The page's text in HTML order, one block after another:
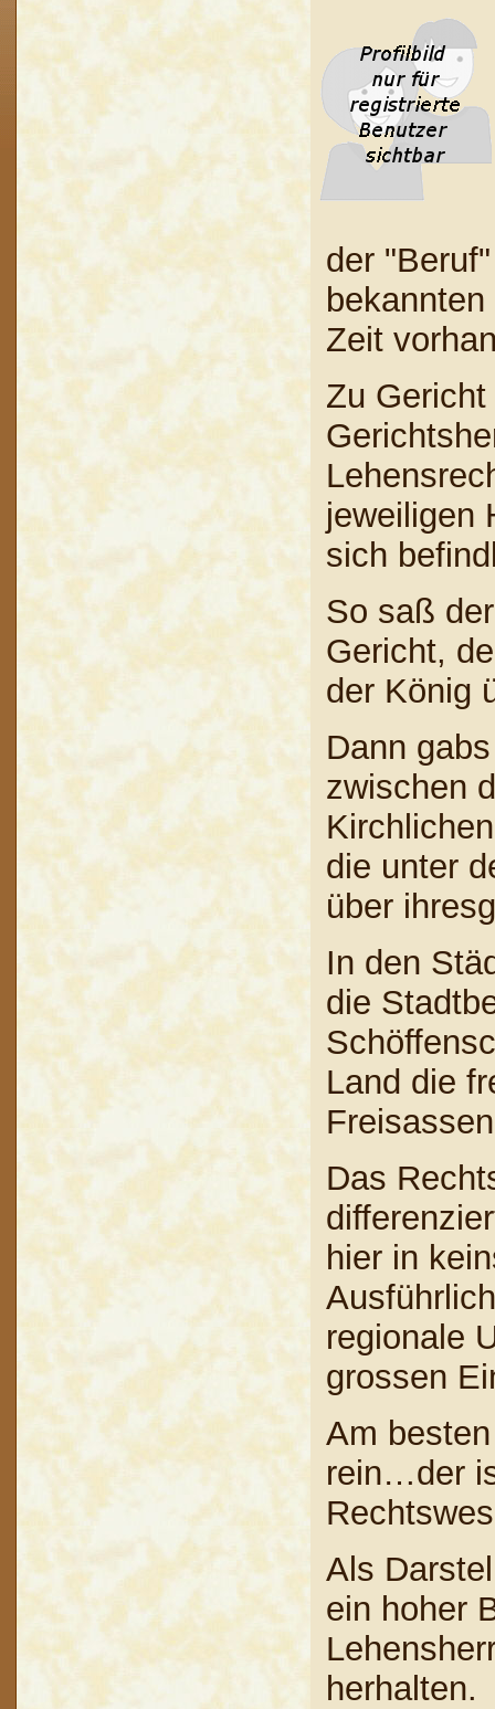
der
Zeit
Zu
jeweiligen
sich
So saß
Gericht,
der König
Dann
zwischen
die unter
über
In den
die
Land die
Das
hier in
regionale
grossen
Am
rein…der
Als
ein hoher
herhalten.